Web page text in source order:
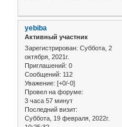
yebiba
Активный участник
Зарегистрирован: Суббота, 2
октября, 2021г.
Приглашений: 0
Сообщений: 112
Уважение: [+0/-0]
Провел на форуме:
3 часа 57 минут
Последний визит:
Суббота, 19 февраля, 2022г.